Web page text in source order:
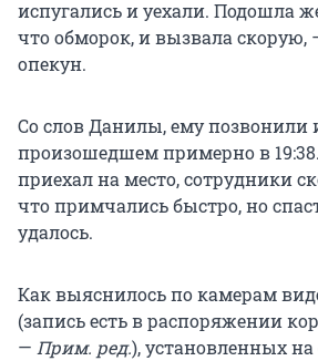
испугались и уехали. Подошла
что обморок, и вызвала скорую,
опекун.
Со слов Данилы, ему позвонили
произошедшем примерно в
приехал на место, сотрудники
что примчались быстро, но
удалось.
Как выяснилось по камерам
(запись есть в распоряжении
— Прим. ред.), установленных